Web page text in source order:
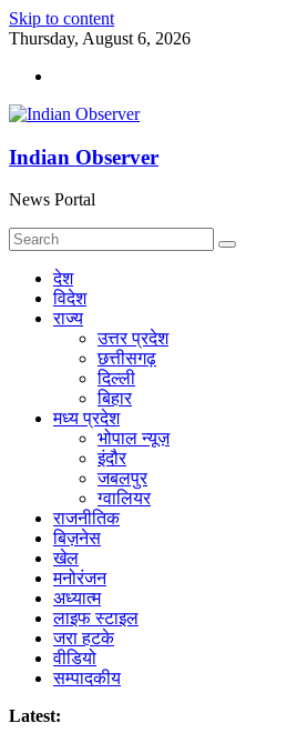
Skip to content
Thursday, August 6, 2026
Indian Observer
News Portal
देश
विदेश
राज्य
उत्तर प्रदेश
छत्तीसगढ़
दिल्ली
बिहार
मध्य प्रदेश
भोपाल न्यूज़
इंदौर
जबलपुर
ग्वालियर
राजनीतिक
बिज़नेस
खेल
मनोरंजन
अध्यात्म
लाइफ स्टाइल
जरा हटके
वीडियो
सम्पादकीय
Latest: